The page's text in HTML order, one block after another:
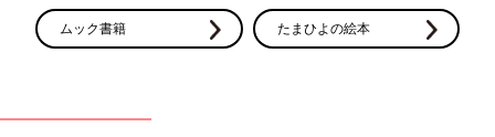
ムック書籍 たまひよの絵本